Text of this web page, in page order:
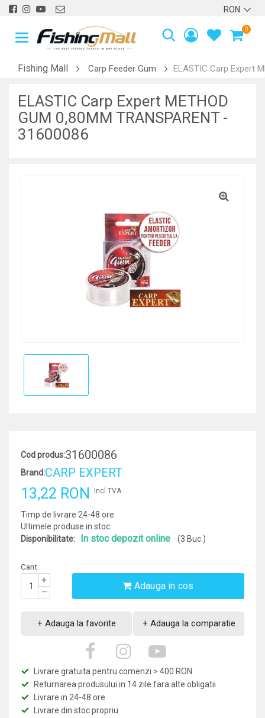
0
Fishing Mall Carp Feeder Gum ELASTIC Carp Expert
ELASTIC Carp Expert METHOD
GUM 0,80MM TRANSPARENT -
31600086
Cod produs:31600086
Brand:CARP EXPERT
13,22 RON Incl.TVA
Timp de livrare 24-48 ore
Ultimele produse in stoc
Disponibilitate:
In stoc depozit online (3 Buc.)
Cant.
+
–
Adauga in cos
+ Adauga la favorite + Adauga la comparatie
Livrare gratuita pentru comenzi > 400 RON
Returnarea produsului in 14 zile fara alte obligatii
Livrare in 24-48 ore
Livrare din stoc propriu